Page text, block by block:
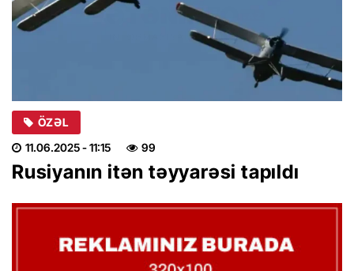
ÖZƏL
11.06.2025- 11:15 99
Rusiyanın itən təyyarəsi tapıldı